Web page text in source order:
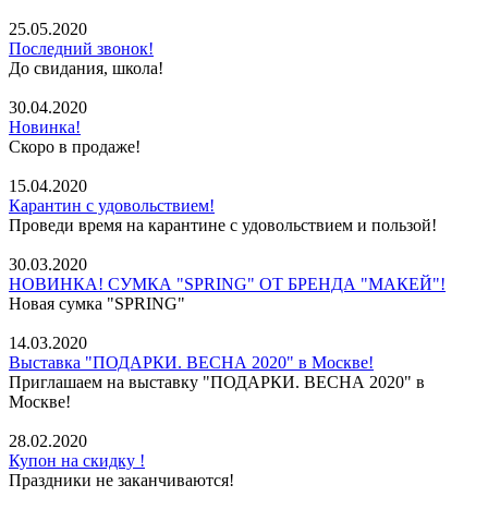
25.05.2020
Последний звонок!
До свидания, школа!
30.04.2020
Новинка!
Скоро в продаже!
15.04.2020
Карантин с удовольствием!
Проведи время на карантине с удовольствием и пользой!
30.03.2020
НОВИНКА! СУМКА "SPRING" ОТ БРЕНДА "МАКЕЙ"!
Новая сумка "SPRING"
14.03.2020
Выставка "ПОДАРКИ. ВЕСНА 2020" в Москве!
Приглашаем на выставку "ПОДАРКИ. ВЕСНА 2020" в
Москве!
28.02.2020
Купон на скидку !
Праздники не заканчиваются!